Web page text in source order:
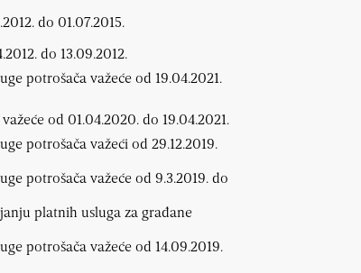
do 01.07.2015.
do 13.09.2012.
potrošača važeće od 19.04.2021.
od 01.04.2020. do 19.04.2021.
potrošača važeći od 29.12.2019.
potrošača važeće od 9.3.2019. do
platnih usluga za građane
potrošača važeće od 14.09.2019.